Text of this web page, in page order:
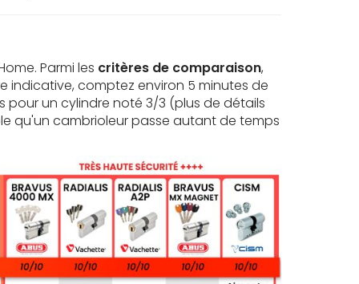
Parmi les critères de comparaison,
indicative, comptez environ 5 minutes de
pour un cylindre noté 3/3 (plus de détails
qu'un cambrioleur passe autant de temps